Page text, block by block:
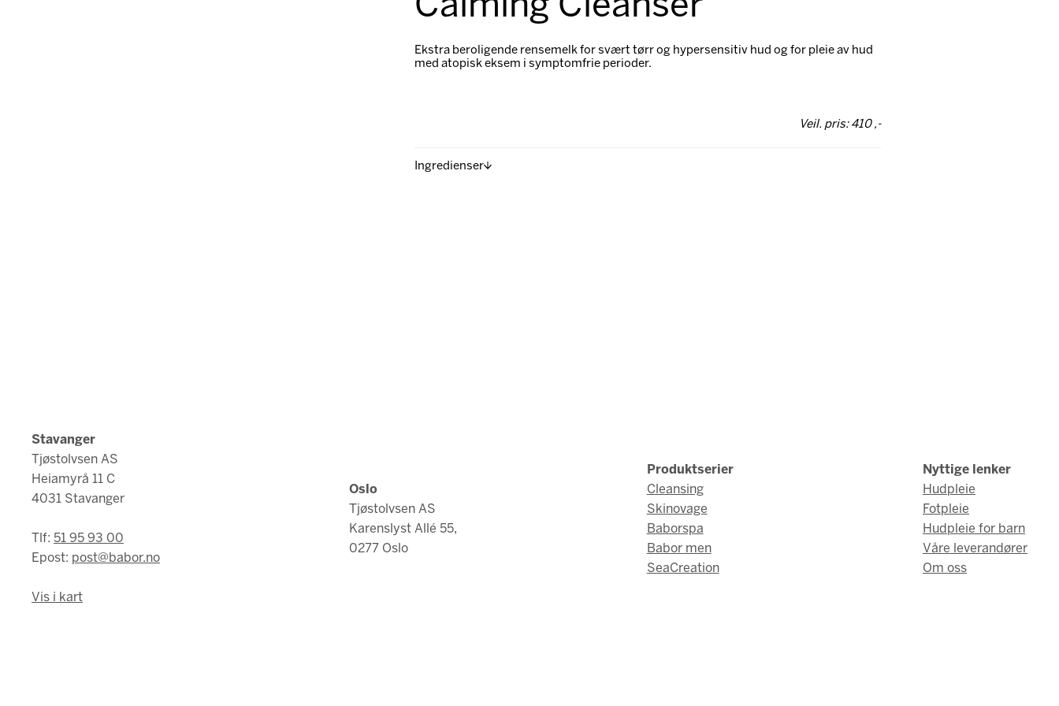
Calming Cleanser
Ekstra beroligende rensemelk for svært tørr og hypersensitiv hud og for pleie av hud
med atopisk eksem i symptomfrie perioder.
Veil. pris: 410 ,-
Ingredienser
Stavanger
Tjøstolvsen AS
Heiamyrå 11 C
4031 Stavanger
Tlf: 51 95 93 00
Epost: post@babor.no
Vis i kart
Oslo
Tjøstolvsen AS
Karenslyst Allé 55,
0277 Oslo
Produktserier
Cleansing
Skinovage
Baborspa
Babor men
SeaCreation
Nyttige lenker
Hudpleie
Fotpleie
Hudpleie for barn
Våre leverandører
Om oss